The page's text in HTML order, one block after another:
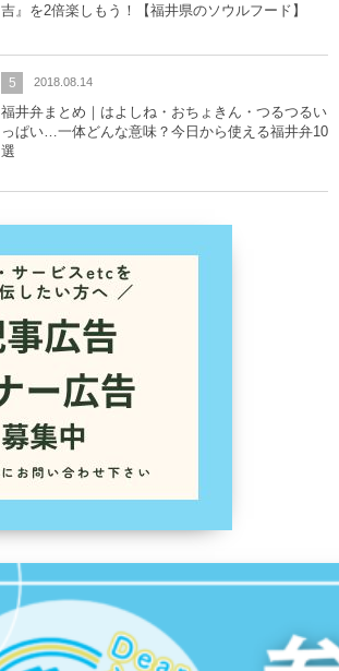
吉』を2倍楽しもう！【福井県のソウルフード】
5 2018.08.14
福井弁まとめ｜はよしね・おちょきん・つるつるい
っぱい…一体どんな意味？今日から使える福井弁10
選